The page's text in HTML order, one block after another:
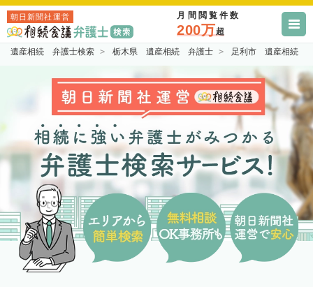
朝日新聞社運営 月間閲覧件数
200万超
遺産相続 弁護士検索 栃木県 遺産相続 弁護士 足利市 遺産相続